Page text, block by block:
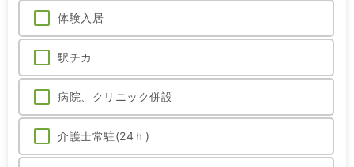
体験入居
駅チカ
病院、クリニック併設
介護士常駐(24ｈ)